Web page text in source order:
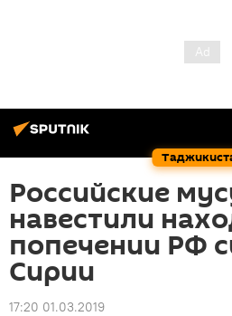
Российские
навестили
попечении РФ
Сирии
17:20 01.03.2019